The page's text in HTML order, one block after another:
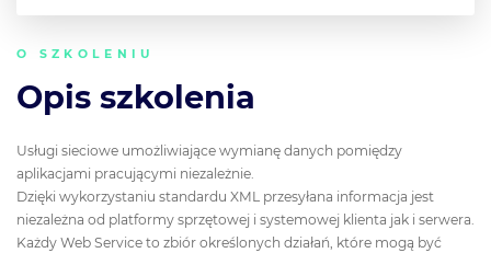
O SZKOLENIU
Opis szkolenia
Usługi sieciowe umożliwiające wymianę danych pomiędzy
aplikacjami pracującymi niezależnie.
Dzięki wykorzystaniu standardu XML przesyłana informacja jest
niezależna od platformy sprzętowej i systemowej klienta jak i serwera.
Każdy Web Service to zbiór określonych działań, które mogą być